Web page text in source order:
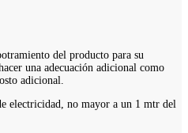
del producto para su
una adecuación adicional como
adicional.
electricidad, no mayor a un 1 mtr del